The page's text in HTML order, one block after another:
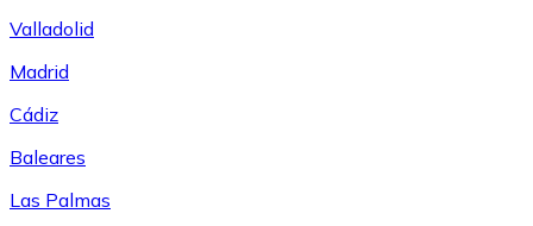
Valladolid
Madrid
Cádiz
Baleares
Las Palmas